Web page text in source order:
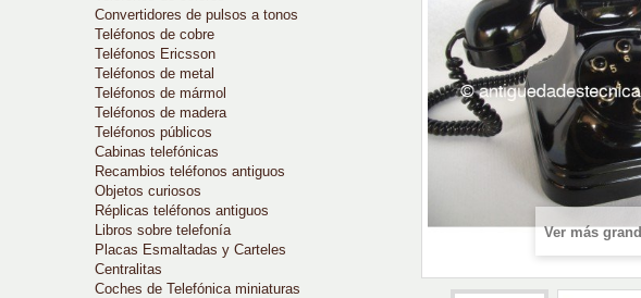
Convertidores de pulsos a tonos
Teléfonos de cobre
Teléfonos Ericsson
Teléfonos de metal
Teléfonos de mármol
Teléfonos de madera
Teléfonos públicos
Cabinas telefónicas
Recambios teléfonos antiguos
Objetos curiosos
Réplicas teléfonos antiguos
Libros sobre telefonía
Placas Esmaltadas y Carteles
Centralitas
Coches de Telefónica miniaturas
Ver más